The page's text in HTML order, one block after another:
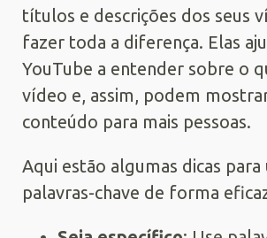
títulos e descrições dos seus
fazer toda a diferença. Elas
YouTube a entender sobre o
vídeo e, assim, podem
conteúdo para mais pessoas.
Aqui estão algumas dicas para
palavras-chave de forma